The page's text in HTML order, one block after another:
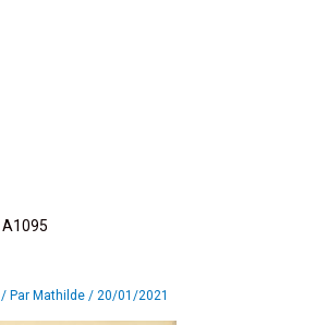
A1095
/ Par Mathilde/20/01/2021